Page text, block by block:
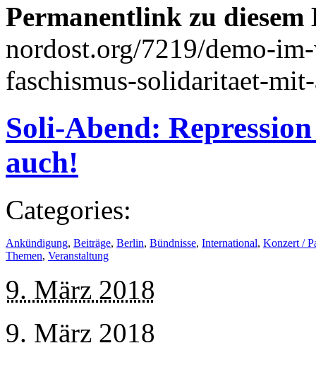
Permanentlink zu
nordost.org/7219/demo-
faschismus-solidaritaet-
Soli-Abend:
auch!
Categories:
Ankündigung, Beiträge, Berlin, Bündnisse, International, Konzert /
Themen, Veranstaltung
9. März 2018
9. März 2018